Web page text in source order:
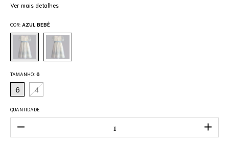
Ver mais detalhes
COR: AZUL BEBÊ
TAMANHO: 6
6 4
QUANTIDADE